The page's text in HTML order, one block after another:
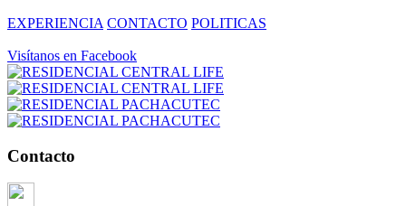
EXPERIENCIA CONTACTO POLITICAS
Visítanos en Facebook
Contacto